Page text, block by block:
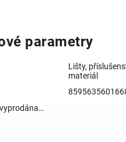
parametry
Lišty,
materiál